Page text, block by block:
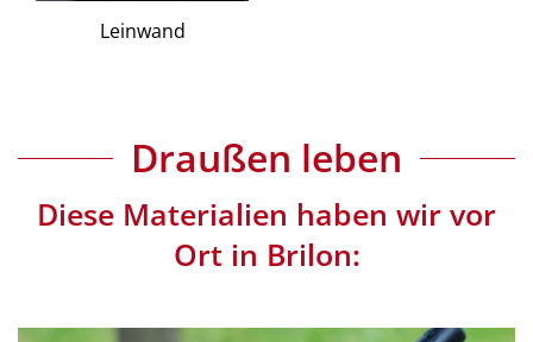
Leinwand
Draußen leben
Diese Materialien haben wir vor
Ort in Brilon: